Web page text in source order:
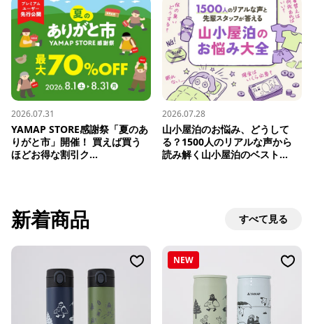
2026.07.31
YAMAP STORE感謝祭「夏のあ
りがと市」開催！ 買えば買う
ほどお得な割引ク...
2026.07.28
山小屋泊のお悩み、どうして
る？1500人のリアルな声から
読み解く山小屋泊のベスト...
新着商品 すべて見る
NEW